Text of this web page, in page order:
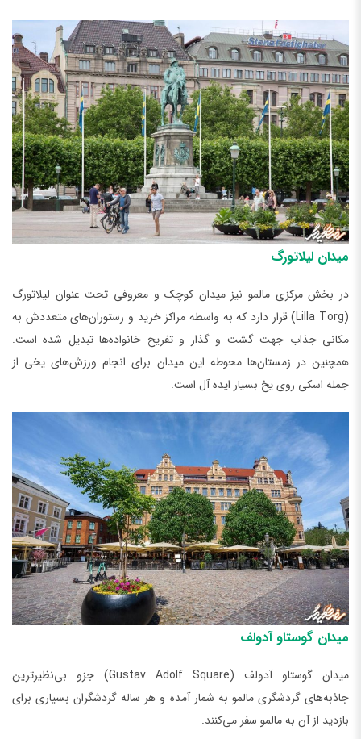
میدان لیلاتورگ
در بخش مرکزی مالمو نیز میدان کوچک و معروفی تحت عنوان لیلاتورگ
(Lilla Torg) قرار دارد که به واسطه مراکز خرید و رستوران‌های متعددش به
مکانی جذاب جهت گشت و گذار و تفریح خانواده‌ها تبدیل شده است.
همچنین در زمستان‌ها محوطه این میدان برای انجام ورزش‌های یخی از
جمله اسکی روی یخ بسیار ایده آل است.
میدان گوستاو آدولف
میدان گوستاو آدولف (Gustav Adolf Square) جزو بی‌نظیرترین
جاذبه‌های گردشگری مالمو به شمار آمده و هر ساله گردشگران بسیاری برای
بازدید از آن به مالمو سفر می‌کنند.